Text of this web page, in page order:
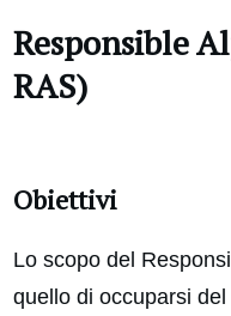
Responsible
RAS)
Obiettivi
Lo scopo del
quello di occuparsi